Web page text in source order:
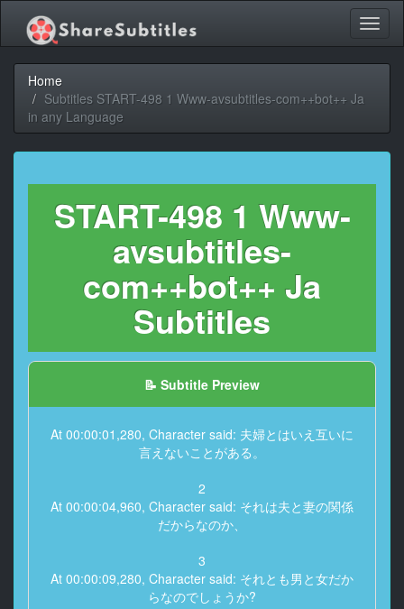
Home
Subtitles START-498 1 Www-avsubtitles-com++bot++ Ja
in any Language
START-498 1 Www-
avsubtitles-
com++bot++ Ja
Subtitles
📝 Subtitle Preview
At 00:00:01,280, Character said: 夫婦とはいえ互いに
言えないことがある。
2
At 00:00:04,960, Character said: それは夫と妻の関係
だからなのか、
3
At 00:00:09,280, Character said: それとも男と女だか
らなのでしょうか?